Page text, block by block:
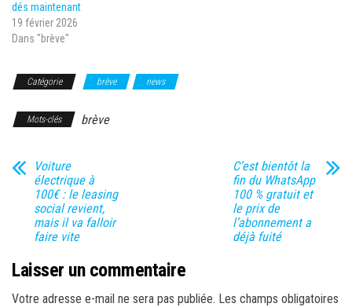
dés maintenant
19 février 2026
Dans "brève"
Catégorie brève news
Mots-clés brève
Voiture
électrique à
100€ : le leasing
social revient,
mais il va falloir
faire vite
C’est bientôt la
fin du WhatsApp
100 % gratuit et
le prix de
l’abonnement a
déjà fuité
Laisser un commentaire
Votre adresse e-mail ne sera pas publiée. Les champs obligatoires